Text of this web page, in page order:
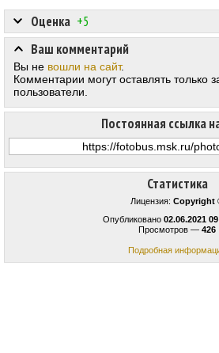
Статистика
Лицензия: Copyright
Опубликовано 02.06.2021
Просмотров — 426
Подробная
Оценка +5
Постоянная ссылка
Ваш комментарий
Вы не вошли на сайт.
Комментарии могут оставлять только
пользователи.